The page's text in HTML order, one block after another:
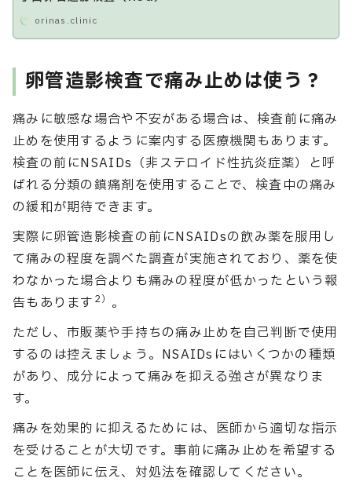
orinas.clinic
卵管造影検査で痛み止めは使う？
痛みに敏感な場合や不安がある場合は、検査前に痛み
止めを使用するように案内する医療機関もあります。
検査の前にNSAIDs（非ステロイド性抗炎症薬）と呼
ばれる分類の鎮痛剤を使用することで、検査中の痛み
の緩和が期待できます。
実際に卵管造影検査の前にNSAIDsの飲み薬を服用し
て痛みの程度を調べた調査が実施されており、薬を使
わなかった場合よりも痛みの程度が低かったという報
告もあります 2） 。
ただし、市販薬や手持ちの痛み止めを自己判断で使用
するのは控えましょう。NSAIDsにはいくつかの種類
があり、成分によって痛みを抑える強さが異なりま
す。
痛みを効果的に抑えるためには、医師から適切な指示
を受けることが大切です。事前に痛み止めを希望する
ことを医師に伝え、対処法を確認してください。